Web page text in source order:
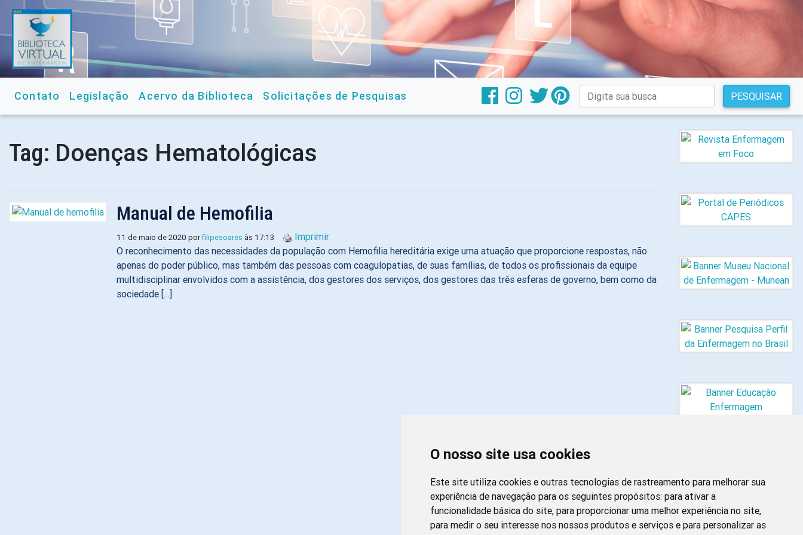
O nosso site usa cookies
Este site utiliza cookies e outras tecnologias de rastreamento para melhorar sua
experiência de navegação para os seguintes propósitos: para ativar a
funcionalidade básica do site, para proporcionar uma melhor experiência no site,
para medir o seu interesse nos nossos produtos e serviços e para personalizar as
Contato Legislação Acervo da Biblioteca Solicitações de Pesquisas PESQUISAR
Tag: Doenças Hematológicas
Manual de Hemofilia
11 de maio de 2020 porfilipesoares às 17:13
Imprimir
O reconhecimento das necessidades da população com Hemofilia hereditária exige uma atuação que proporcione respostas, não
apenas do poder público, mas também das pessoas com coagulopatias, de suas famílias, de todos os profissionais da equipe
multidisciplinar envolvidos com a assistência, dos gestores dos serviços, dos gestores das três esferas de governo, bem como da
sociedade […]
Newsletter da